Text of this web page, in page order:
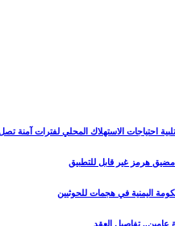
احتياجات الاستهلاك المحلي لفترات آمنة
هرمز غير قابل للتطبيق
تفاصيل العقد